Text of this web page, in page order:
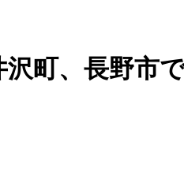
町、長野市